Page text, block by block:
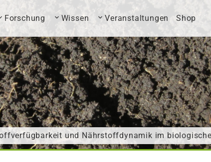
Forschung Wissen Veranstaltungen Shop
und Nährstoffdynamik im